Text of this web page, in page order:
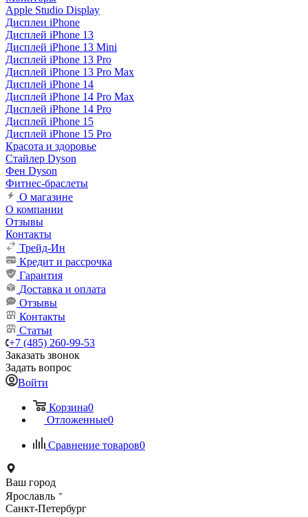
Apple Studio Display
Дисплеи iPhone
Дисплей iPhone 13
Дисплей iPhone 13 Mini
Дисплей iPhone 13 Pro
Дисплей iPhone 13 Pro Max
Дисплей iPhone 14
Дисплей iPhone 14 Pro Max
Дисплей iPhone 14 Pro
Дисплей iPhone 15
Дисплей iPhone 15 Pro
Красота и здоровье
Стайлер Dyson
Фен Dyson
Фитнес-браслеты
О магазине
О компании
Отзывы
Контакты
Трейд-Ин
Кредит и рассрочка
Гарантия
Доставка и оплата
Отзывы
Контакты
Статьи
+7 (485) 260-99-53
Заказать звонок
Задать вопрос
Войти
Корзина0
Отложенные0
Сравнение товаров0
Ваш город
Ярославль
Санкт-Петербург